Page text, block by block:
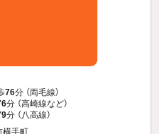
76分 （両毛線）
分 （高崎線など）
分 （八高線）
横手町